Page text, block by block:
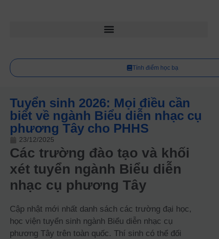
Tính điểm học bạ
Tuyển sinh 2026: Mọi điều cần
biết về ngành Biểu diễn nhạc cụ
phương Tây cho PHHS
23/12/2025
Các trường đào tạo và khối
xét tuyển ngành Biểu diễn
nhạc cụ phương Tây
Cập nhật mới nhất danh sách các trường đại học,
học viện tuyển sinh ngành Biểu diễn nhạc cụ
phương Tây trên toàn quốc. Thí sinh có thể đối